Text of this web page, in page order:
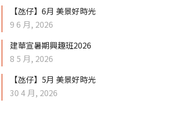
【氹仔】6月 美景好時光
9 6 月, 2026
建華宣暑期興趣班2026
8 5 月, 2026
【氹仔】5月 美景好時光
30 4 月, 2026